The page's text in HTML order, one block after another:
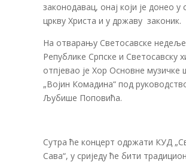
законодавац, онај који је донео у
цркву Христа и у државу законик.
На отварању Светосавске
Републике Српске и Светосавску
отпјевао је Хор Основне музичке
„Војин Комадина“ под
Љубише Поповића.
Сутра ће концерт одржати КУД
Сава“, у сриједу ће бити